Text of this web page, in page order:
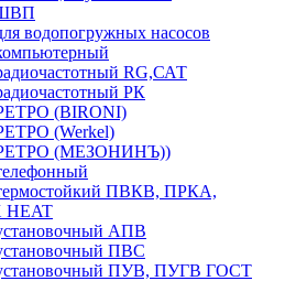
водопогружных насосов
RG,САТ
РК
(BIRONI)
(Werkel)
(МЕЗОНИНЪ))
ПВКВ, ПРКА,
HEAT
АПВ
ПВС
ПУВ, ПУГВ ГОСТ